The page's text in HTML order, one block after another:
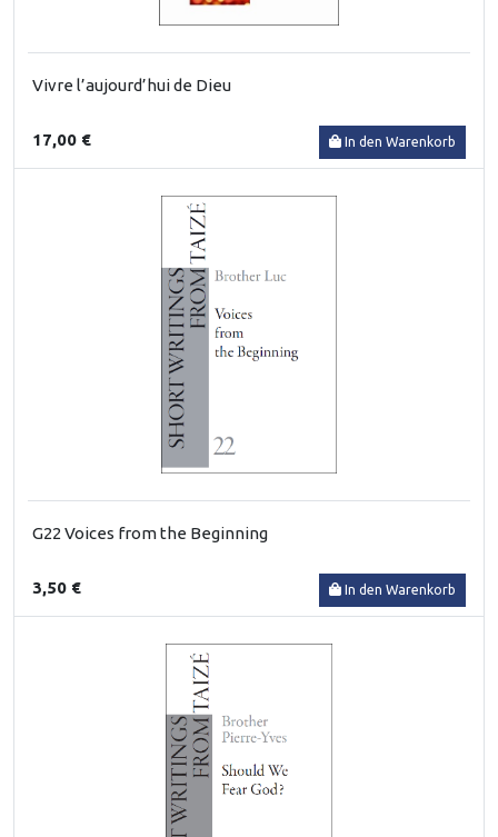
Vivre l’aujourd’hui de Dieu
17,00 € In den Warenkorb
G22 Voices from the Beginning
3,50 € In den Warenkorb